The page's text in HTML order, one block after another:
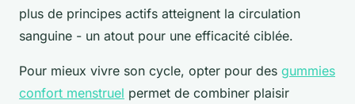
plus de principes actifs atteignent la circulation
sanguine - un atout pour une efficacité ciblée.
Pour mieux vivre son cycle, opter pour des gummies
confort menstruel permet de combiner plaisir